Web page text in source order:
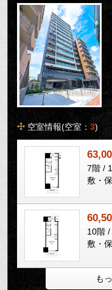
空室情報(空室：3)
7階 /
敷・保
10階
敷・保
も